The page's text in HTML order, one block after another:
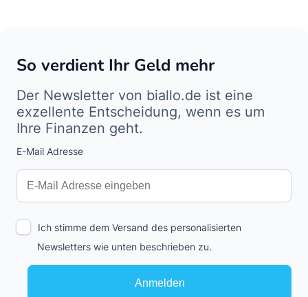
So verdient Ihr Geld mehr
Der Newsletter von biallo.de ist eine
exzellente Entscheidung, wenn es um
Ihre Finanzen geht.
E-Mail Adresse
Interests
Amount
Anmelden
Ich stimme dem Versand des personalisierten
Newsletters wie unten beschrieben zu.